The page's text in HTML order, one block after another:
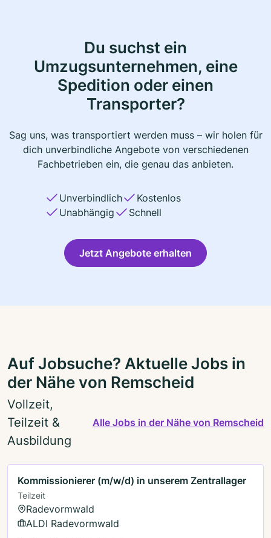
Du suchst ein
Umzugsunternehmen, eine
Spedition oder einen
Transporter?
Sag uns, was transportiert werden muss – wir holen für
dich unverbindliche Angebote von verschiedenen
Fachbetrieben ein, die genau das anbieten.
Unverbindlich
Kostenlos
Unabhängig
Schnell
Jetzt Angebote erhalten
Auf Jobsuche? Aktuelle Jobs in
der Nähe von Remscheid
Vollzeit,
Teilzeit &
Ausbildung
Alle Jobs in der Nähe von Remscheid
Kommissionierer (m/w/d) in unserem Zentrallager
Teilzeit
Radevormwald
ALDI Radevormwald